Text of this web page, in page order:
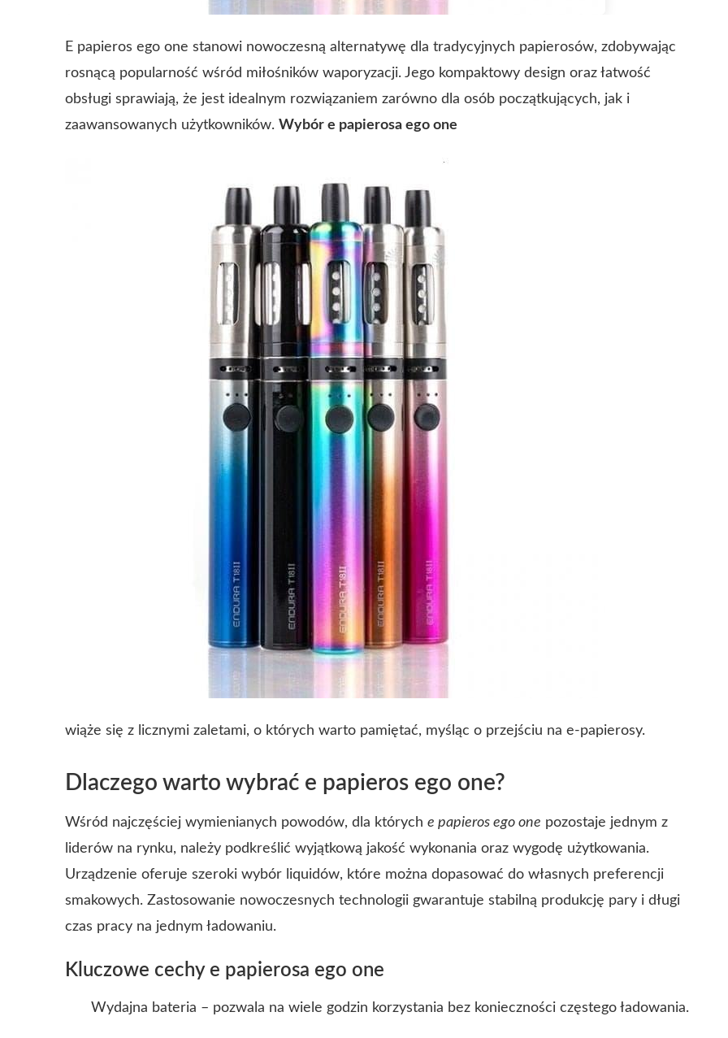
E papieros ego one stanowi nowoczesną alternatywę dla tradycyjnych papierosów, zdobywając
rosnącą popularność wśród miłośników waporyzacji. Jego kompaktowy design oraz łatwość
obsługi sprawiają, że jest idealnym rozwiązaniem zarówno dla osób początkujących, jak i
zaawansowanych użytkowników. Wybór e papierosa ego one
wiąże się z licznymi zaletami, o których warto pamiętać, myśląc o przejściu na e-papierosy.
Dlaczego warto wybrać e papieros ego one?
Wśród najczęściej wymienianych powodów, dla których e papieros ego one pozostaje jednym z
liderów na rynku, należy podkreślić wyjątkową jakość wykonania oraz wygodę użytkowania.
Urządzenie oferuje szeroki wybór liquidów, które można dopasować do własnych preferencji
smakowych. Zastosowanie nowoczesnych technologii gwarantuje stabilną produkcję pary i długi
czas pracy na jednym ładowaniu.
Kluczowe cechy e papierosa ego one
Wydajna bateria – pozwala na wiele godzin korzystania bez konieczności częstego ładowania.